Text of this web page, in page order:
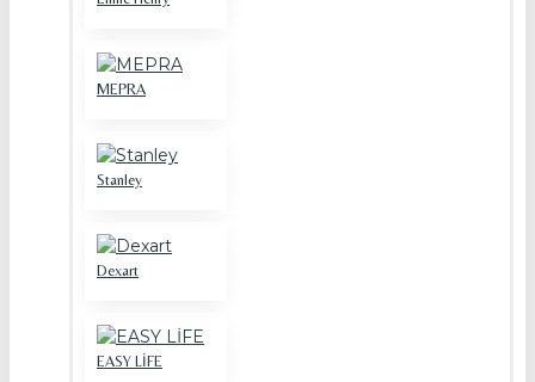
MEPRA
Stanley
Dexart
EASY LİFE